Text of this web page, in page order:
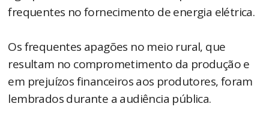
frequentes no fornecimento de energia elétrica.
Os frequentes apagões no meio rural, que
resultam no comprometimento da produção e
em prejuízos financeiros aos produtores, foram
lembrados durante a audiência pública.